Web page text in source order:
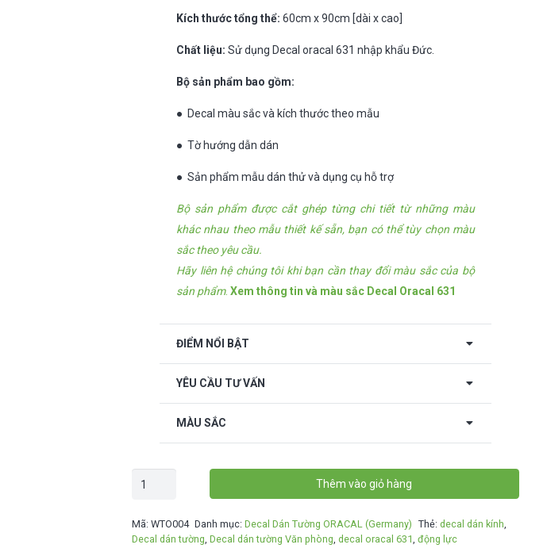
Kích thước tổng thể: 60cm x 90cm [dài x cao]
Chất liệu:Sử dụng Decal oracal 631 nhập khẩu Đức.
Bộ sản phẩm bao gồm:
● Decal màu sắc và kích thước theo mẫu
● Tờ hướng dẫn dán
● Sản phẩm mẫu dán thử và dụng cụ hỗ trợ
Bộ sản phẩm được cắt ghép từng chi tiết từ những màu
khác nhau theo mẫu thiết kế sẵn, bạn có thể tùy chọn màu
sắc theo yêu cầu.
Hãy liên hệ chúng tôi khi bạn cần thay đổi màu sắc của bộ
sản phẩm. Xem thông tin và màu sắc Decal Oracal 631
ĐIỂM NỔI BẬT
YÊU CẦU TƯ VẤN
MÀU SẮC
Decal
trí
Văn
Thêm vào giỏ hàng
Mã:WTO004 Danh mục:Decal Dán Tường ORACAL (Germany) Thẻ: decal dán kính,
Decal dán tường,Decal dán tường Văn phòng,decal oracal 631,động lực